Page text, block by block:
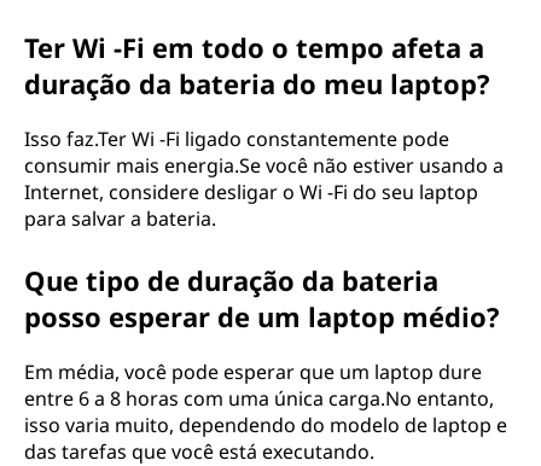
Ter Wi -Fi em todo o tempo afeta a
duração da bateria do meu laptop?
Isso faz.Ter Wi -Fi ligado constantemente pode
consumir mais energia.Se você não estiver usando a
Internet, considere desligar o Wi -Fi do seu laptop
para salvar a bateria.
Que tipo de duração da bateria
posso esperar de um laptop médio?
Em média, você pode esperar que um laptop dure
entre 6 a 8 horas com uma única carga.No entanto,
isso varia muito, dependendo do modelo de laptop e
das tarefas que você está executando.